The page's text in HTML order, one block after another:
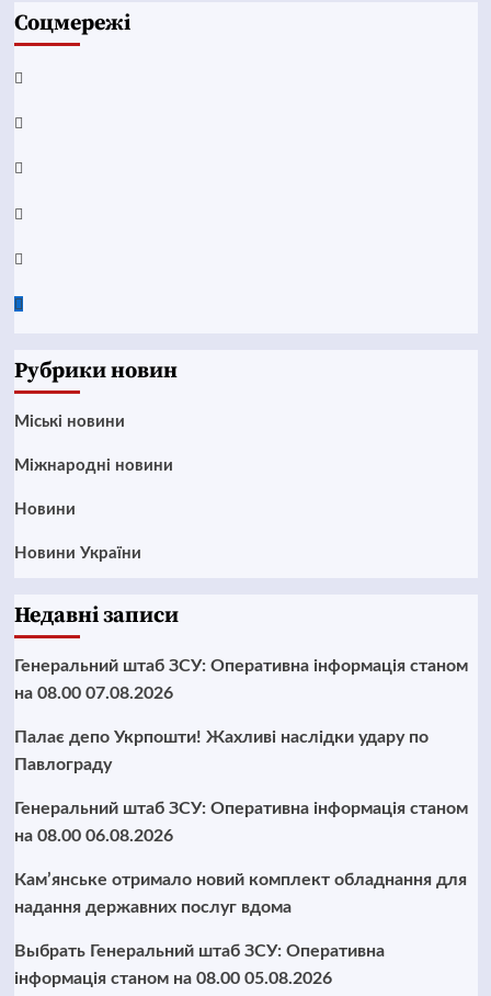
Соцмережі
Facebook
YouTube
Telegram
Instagram
Twitter
Google
Рубрики новин
Mіські новини
Міжнародні новини
Новини
Новини України
Недавні записи
Генеральний штаб ЗСУ: Оперативна інформація станом
на 08.00 07.08.2026
Палає депо Укрпошти! Жахливі наслідки удару по
Павлограду
Генеральний штаб ЗСУ: Оперативна інформація станом
на 08.00 06.08.2026
Кам’янське отримало новий комплект обладнання для
надання державних послуг вдома
Выбрать Генеральний штаб ЗСУ: Оперативна
інформація станом на 08.00 05.08.2026